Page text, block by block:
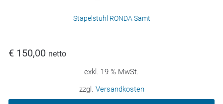
Stapelstuhl RONDA Samt
€ 150,00 netto
exkl. 19 % MwSt.
zzgl. Versandkosten